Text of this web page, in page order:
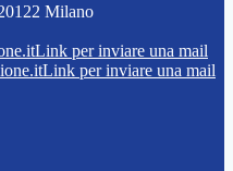
Milano
Link per inviare una mail
Link per inviare una mail